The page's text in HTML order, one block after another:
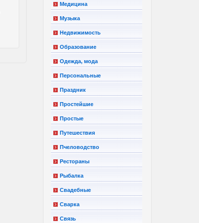
Медицина
Музыка
Недвижимость
Образование
Одежда, мода
Персональные
Праздник
Простейшие
Простые
Путешествия
Пчеловодство
Рестораны
Рыбалка
Свадебные
Сварка
Связь